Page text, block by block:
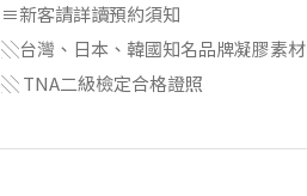
≡新客請詳讀預約須知
░台灣、日本、韓國知名品牌凝膠素材
░ TNA二級檢定合格證照